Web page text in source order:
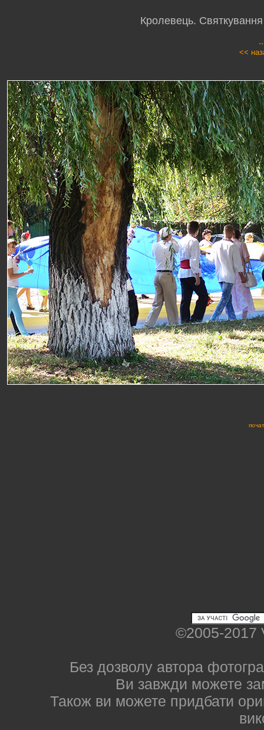
Кролевець.
<<
©2005-2017
Без дозволу автора
Ви завжди можете
Також ви можете придбати